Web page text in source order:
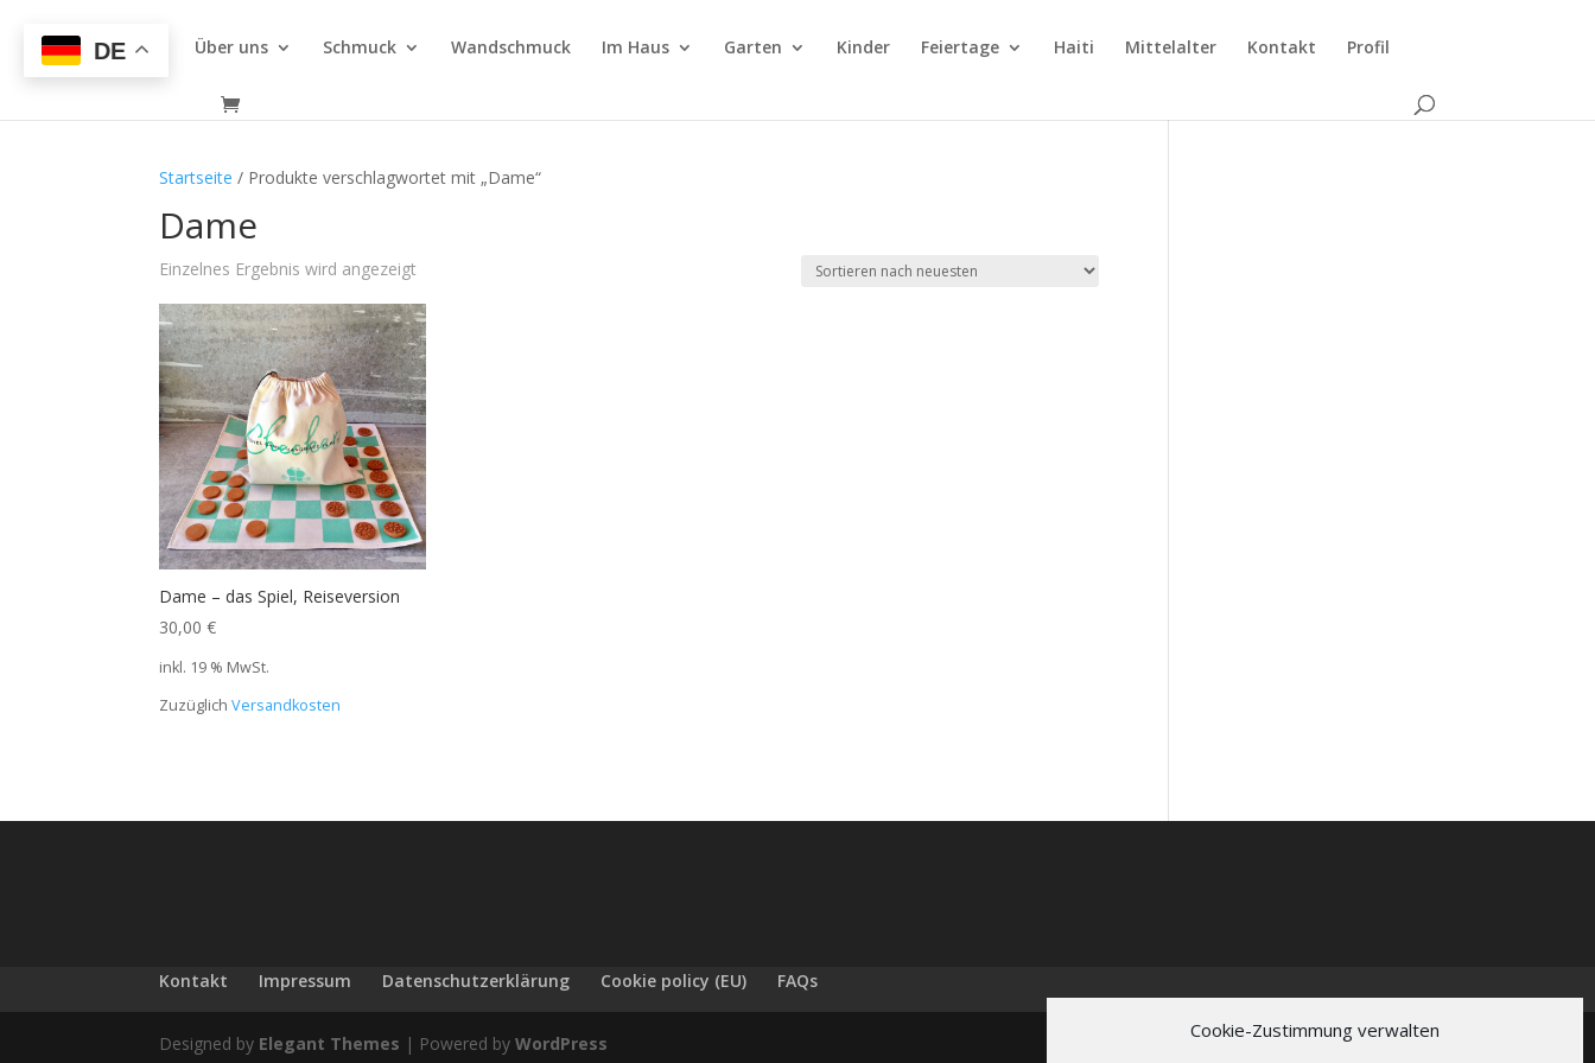
Cookie-Zustimmung verwalten
Über uns Schmuck Wandschmuck Im Haus Garten Kinder Feiertage Haiti Mittelalter Kontakt Profil
Startseite / Produkte verschlagwortet mit „Dame“
Dame
Einzelnes Ergebnis wird angezeigt
Dame – das Spiel, Reiseversion
30,00€
inkl. 19 % MwSt.
ZuzüglichVersandkosten
Kontakt Impressum Datenschutzerklärung Cookie policy (EU) FAQs
Designed by Elegant Themes | Powered byWordPress
DE